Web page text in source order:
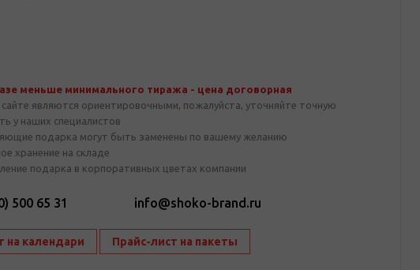
меньше минимального тиража - цена договорная
являются ориентировочными, пожалуйста, уточняйте точную
у наших специалистов
подарка могут быть заменены по вашему желанию
хранение на складе
подарка в корпоративных цветах компании
500 65 31 info@shoko-brand.ru
на календари Прайс-лист на пакеты